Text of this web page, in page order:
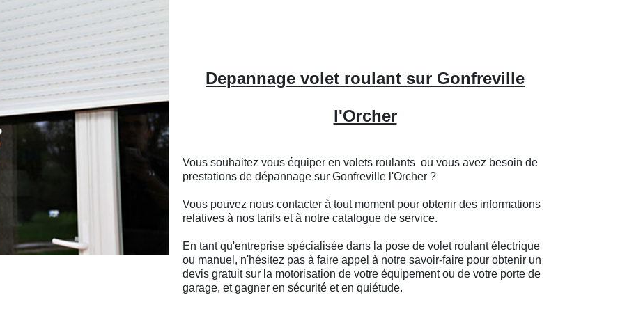
Depannage volet roulant sur Gonfreville
l'Orcher
Vous souhaitez vous équiper en volets roulants ou vous avez besoin de
prestations de dépannage sur Gonfreville l'Orcher ?
Vous pouvez nous contacter à tout moment pour obtenir des informations
relatives à nos tarifs et à notre catalogue de service.
En tant qu'entreprise spécialisée dans la pose de volet roulant électrique
ou manuel, n'hésitez pas à faire appel à notre savoir-faire pour obtenir un
devis gratuit sur la motorisation de votre équipement ou de votre porte de
garage, et gagner en sécurité et en quiétude.